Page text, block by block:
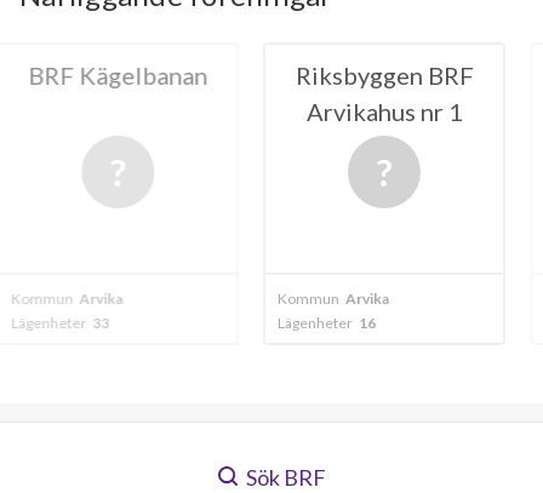
Riksbyggen BRF
Arvikahus nr 1
HSB
Sök BRF